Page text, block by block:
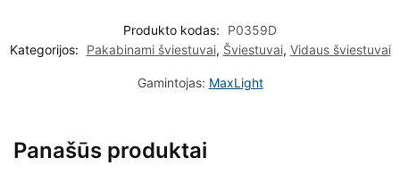
Produkto kodas:
P0359D
Kategorijos:
Pakabinami šviestuvai, Šviestuvai, Vidaus šviestuvai
Gamintojas: MaxLight
Panašūs produktai